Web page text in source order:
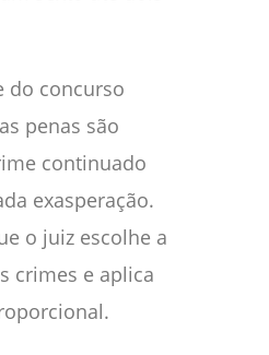
do concurso
penas são
continuado
exasperação.
o juiz escolhe a
crimes e aplica